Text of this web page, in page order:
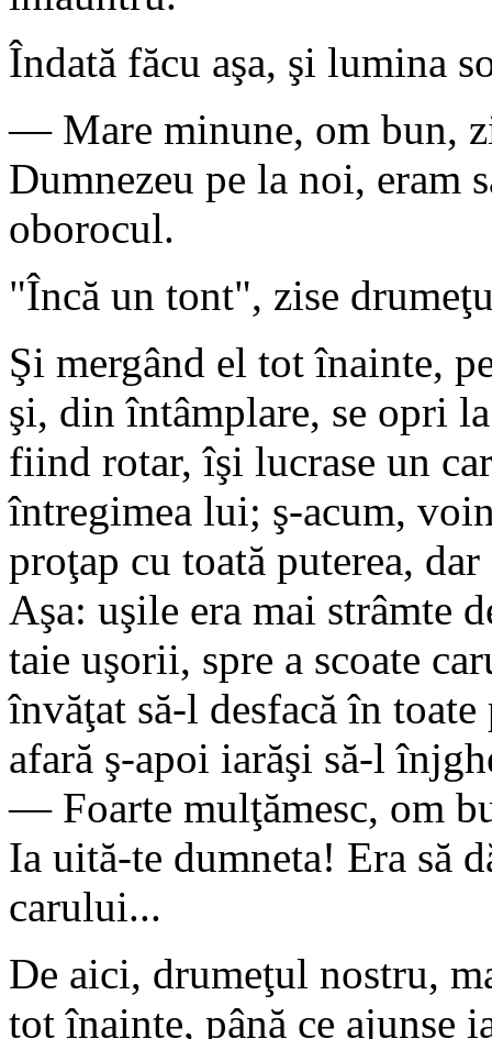
Îndată făcu aşa, şi lumina
— Mare minune, om bun,
Dumnezeu pe la noi, eram
oborocul.
"Încă un tont", zise
Şi mergând el tot înainte,
şi, din întâmplare, se opri
fiind rotar, îşi lucrase un
întregimea lui; ş-acum,
proţap cu toată puterea,
Aşa: uşile era mai strâmte
taie uşorii, spre a scoate
învăţat să-l desfacă în
afară ş-apoi iarăşi să-l
— Foarte mulţămesc, om
Ia uită-te dumneta! Era să
carului...
De aici, drumeţul nostru,
tot înainte, până ce ajunse